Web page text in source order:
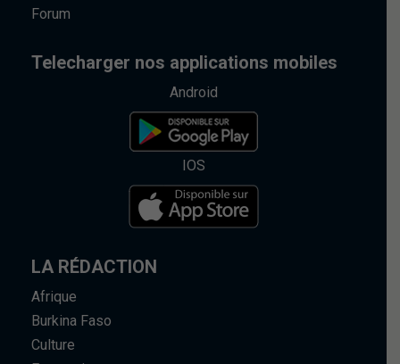
Forum
Telecharger nos applications mobiles
Android
IOS
LA RÉDACTION
Afrique
Burkina Faso
Culture